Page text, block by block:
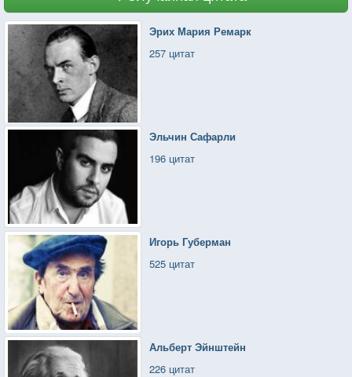
Эрих Мария Ремарк
257 цитат
Эльчин Сафарли
196 цитат
Игорь Губерман
525 цитат
Альберт Эйнштейн
226 цитат